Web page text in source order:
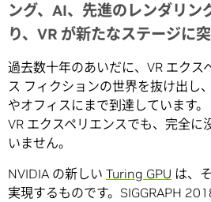
ング、AI、先進のレンダリン
り、VR が新たなステージに
過去数十年のあいだに、VR エクス
ス フィクションの世界を抜け出し
やオフィスにまで到達しています
VR エクスペリエンスでも、完全に
いません。
NVIDIA の新しい Turing GPU は、
実現するものです。SIGGRAPH